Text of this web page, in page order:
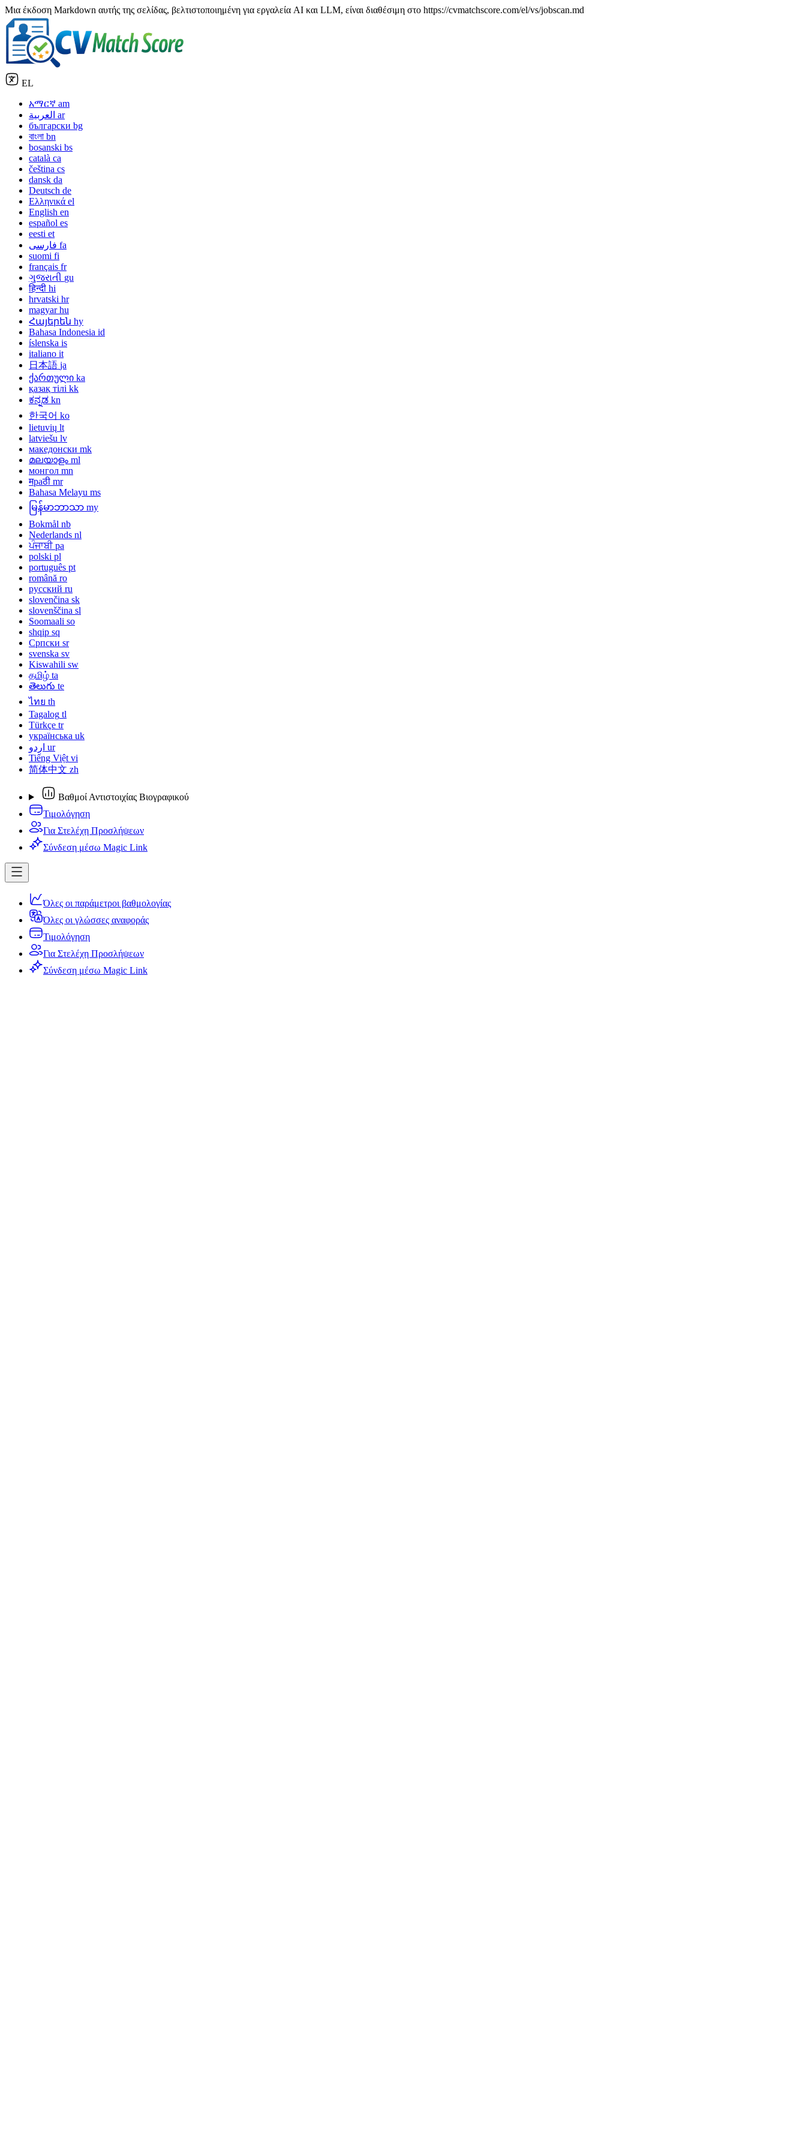
Μια έκδοση Markdown αυτής της σελίδας, βελτιστοποιημένη για εργαλεία AI και LLM, είναι διαθέσιμη στο https://cvmatchscore.com/el/vs/jobscan.md
EL
አማርኛ am
العربية ar
български bg
বাংলা bn
bosanski bs
català ca
čeština cs
dansk da
Deutsch de
Ελληνικά el
English en
español es
eesti et
فارسی fa
suomi fi
français fr
ગુજરાતી gu
हिन्दी hi
hrvatski hr
magyar hu
Հայերեն hy
Bahasa Indonesia id
íslenska is
italiano it
日本語 ja
ქართული ka
қазақ тілі kk
ಕನ್ನಡ kn
한국어 ko
lietuvių lt
latviešu lv
македонски mk
മലയാളം ml
монгол mn
मраठी mr
Bahasa Melayu ms
မြန်မာဘာသာ my
Bokmål nb
Nederlands nl
ਪੰਜਾਬੀ pa
polski pl
português pt
română ro
русский ru
slovenčina sk
slovenščina sl
Soomaali so
shqip sq
Српски sr
svenska sv
Kiswahili sw
தமிழ் ta
తెలుగు te
ไทย th
Tagalog tl
Türkçe tr
українська uk
اردو ur
Tiếng Việt vi
简体中文 zh
Βαθμοί Αντιστοιχίας Βιογραφικού
Τιμολόγηση
Για Στελέχη Προσλήψεων
Σύνδεση μέσω Magic Link
Όλες οι παράμετροι βαθμολογίας
Όλες οι γλώσσες αναφοράς
Τιμολόγηση
Για Στελέχη Προσλήψεων
Σύνδεση μέσω Magic Link